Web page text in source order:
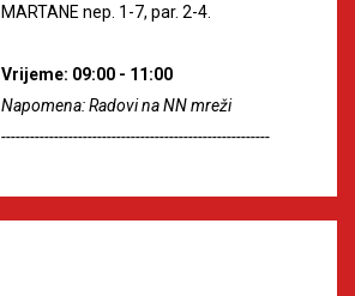
MARTANE nep. 1-7, par. 2-4.
Vrijeme: 09:00 - 11:00
Napomena: Radovi na NN mreži
--------------------------------------------------------